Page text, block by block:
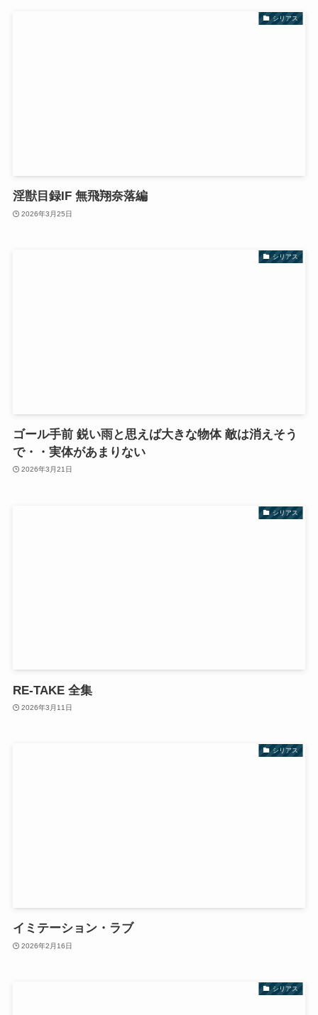
シリアス
淫獣目録IF 無飛翔奈落編
2026年3月25日
シリアス
ゴール手前 鋭い雨と思えば大きな物体 敵は消えそう
で・・実体があまりない
2026年3月21日
シリアス
RE-TAKE 全集
2026年3月11日
シリアス
イミテーション・ラブ
2026年2月16日
シリアス